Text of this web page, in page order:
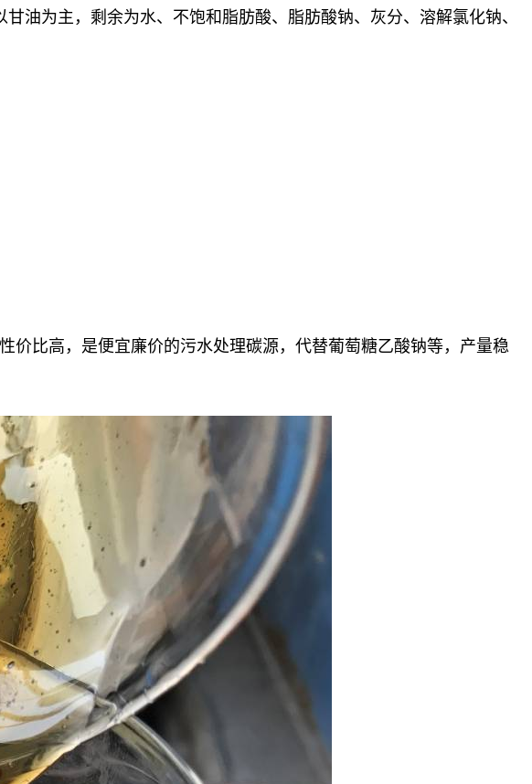
油为主，剩余为水、不饱和脂肪酸、脂肪酸钠、灰分、溶解氯化钠、
价比高，是便宜廉价的污水处理碳源，代替葡萄糖乙酸钠等，产量稳